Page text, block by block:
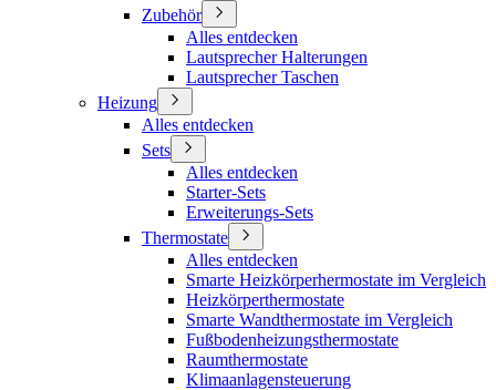
Zubehör
Alles entdecken
Lautsprecher Halterungen
Lautsprecher Taschen
Heizung
Alles entdecken
Sets
Alles entdecken
Starter-Sets
Erweiterungs-Sets
Thermostate
Alles entdecken
Smarte Heizkörperhermostate im Vergleich
Heizkörperthermostate
Smarte Wandthermostate im Vergleich
Fußbodenheizungsthermostate
Raumthermostate
Klimaanlagensteuerung